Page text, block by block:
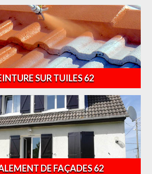
SUR TUILES 62
DE FAÇADES 62